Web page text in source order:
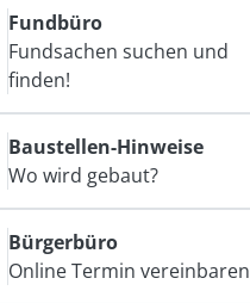
Fundbüro
Fundsachen suchen und
finden!
Baustellen-Hinweise
Wo wird gebaut?
Bürgerbüro
Online Termin vereinbaren